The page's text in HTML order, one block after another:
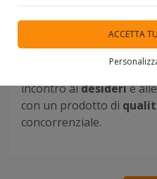
ACCETTA
Grazie allenuove
e agli effetti in rilievo, si
del tutto innovativi e
di carte da
incontro aidesiderie
con un prodotto di
concorrenziale.